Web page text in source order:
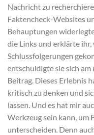
Nachricht zu
Faktencheck-Websites
Behauptungen
die Links und erklärte ihr,
Schlussfolgerungen
entschuldigte sie sich am
Beitrag. Dieses Erlebnis
kritisch zu denken und
lassen. Und es hat mir
Werkzeug sein kann, um
unterscheiden. Denn